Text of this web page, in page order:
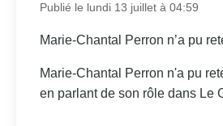
Publié le lundi 13 juillet à 04:59
Marie-Chantal Perron n’a pu
Marie-Chantal Perron n'a pu
en parlant de son rôle dans Le